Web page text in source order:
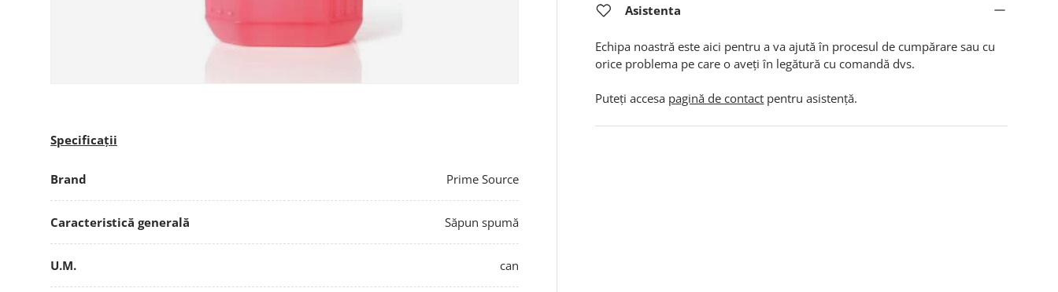
Asistenta
Echipa noastră este aici pentru a va ajută în procesul de cumpărare sau cu
orice problema pe care o aveți în legătură cu comandă dvs.
Puteți accesa pagină de contact pentru asistență.
Specificații
Brand Prime Source
Caracteristică generală Săpun spumă
U.M. can